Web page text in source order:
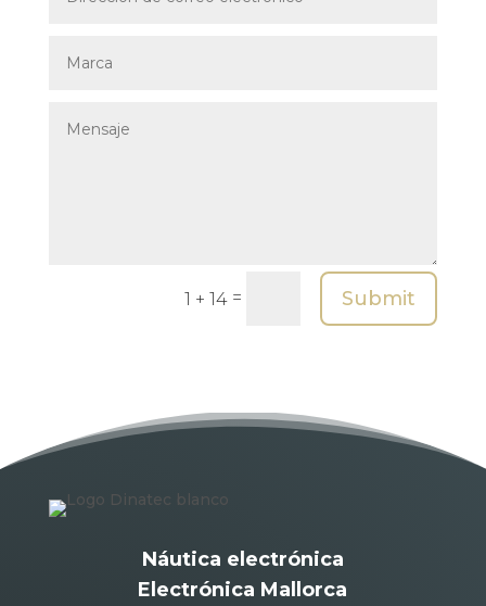
1 + 14 = Submit
Náutica electrónica
Electrónica Mallorca